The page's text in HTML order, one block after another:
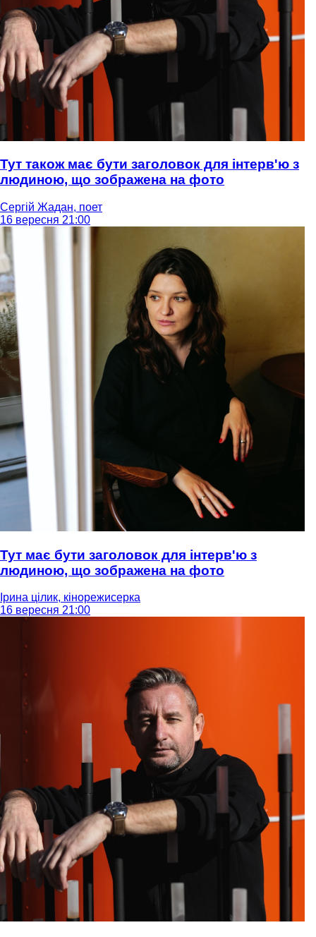
Тут також має бути заголовок для інтерв'ю з
людиною, що зображена на фото
Сергій Жадан, поет
16 вересня 21:00
Тут має бути заголовок для інтерв'ю з
людиною, що зображена на фото
Ірина цілик, кінорежисерка
16 вересня 21:00